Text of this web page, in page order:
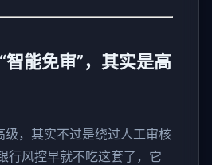
智能免审”，其实是高
级，其实不过是绕过人工审核
行风控早就不吃这套了，它